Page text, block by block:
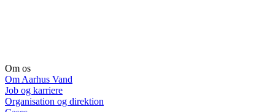
Om os
Om Aarhus Vand
Job og karriere
Organisation og direktion